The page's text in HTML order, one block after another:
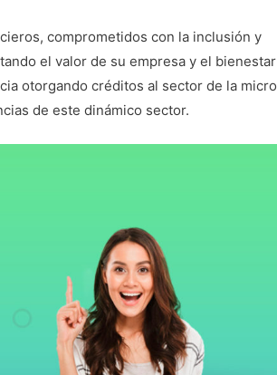
comprometidos con la inclusión y
el valor de su empresa y el bienestar
otorgando créditos al sector de la micro
de este dinámico sector.